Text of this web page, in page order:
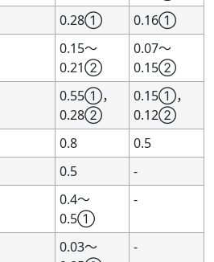
0.28①
0.16①
0.15～
0.21②
0.07～
0.15②
0.55①，
0.28②
0.15①，
0.12②
0.8
0.5
0.5
-
0.4～
0.5①
-
0.03～
-